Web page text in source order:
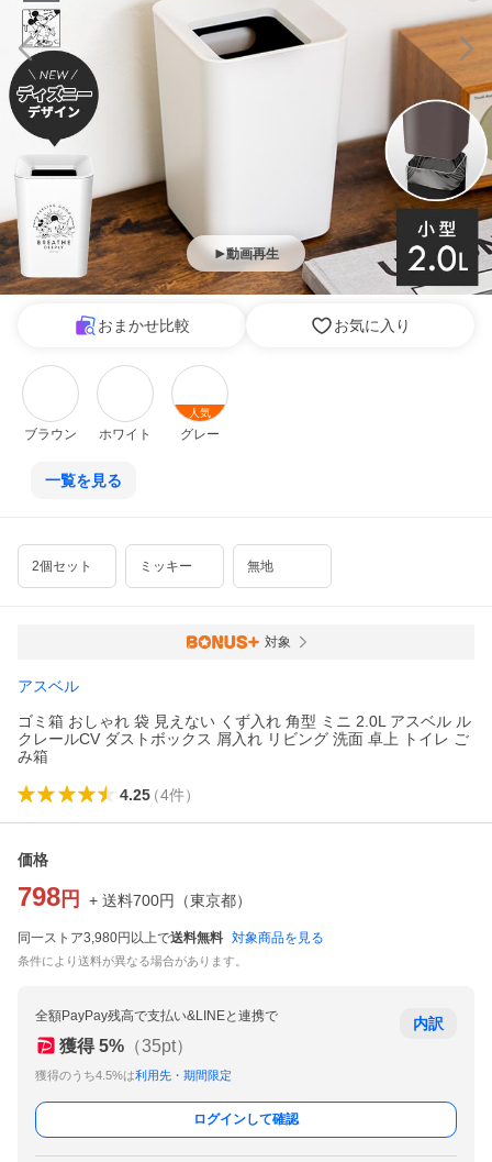
動画再生
おまかせ比較 お気に入り
ブラウン ホワイト
人気
グレー
一覧を見る
2個セット ミッキー 無地
対象
アスベル
ゴミ箱 おしゃれ 袋 見えない くず入れ 角型 ミニ 2.0L アスベル ル
クレールCV ダストボックス 屑入れ リビング 洗面 卓上 トイレ ご
み箱
4.25（4件）
価格
798 円 + 送料700円 （東京都）
同一ストア3,980円以上で送料無料 対象商品を見る
条件により送料が異なる場合があります。
全額PayPay残高で支払い&LINEと連携で
獲得 5% （35pt）
獲得のうち4.5%は利用先・期間限定
内訳
ログインして確認